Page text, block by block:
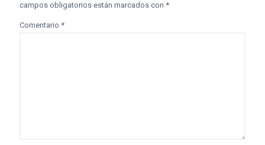
campos obligatorios están marcados con *
Comentario *